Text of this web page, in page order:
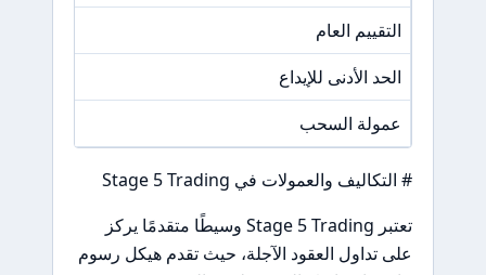
التقييم العام
الحد الأدنى للإيداع
عمولة السحب
# التكاليف والعمولات في Stage 5 Trading
تعتبر Stage 5 Trading وسيطًا متقدمًا يركز
على تداول العقود الآجلة، حيث تقدم هيكل رسوم